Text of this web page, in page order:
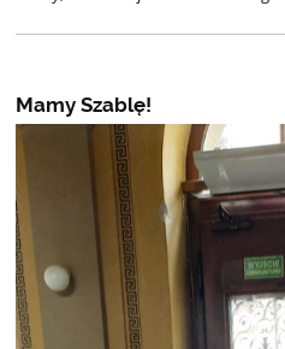
Mamy Szablę!